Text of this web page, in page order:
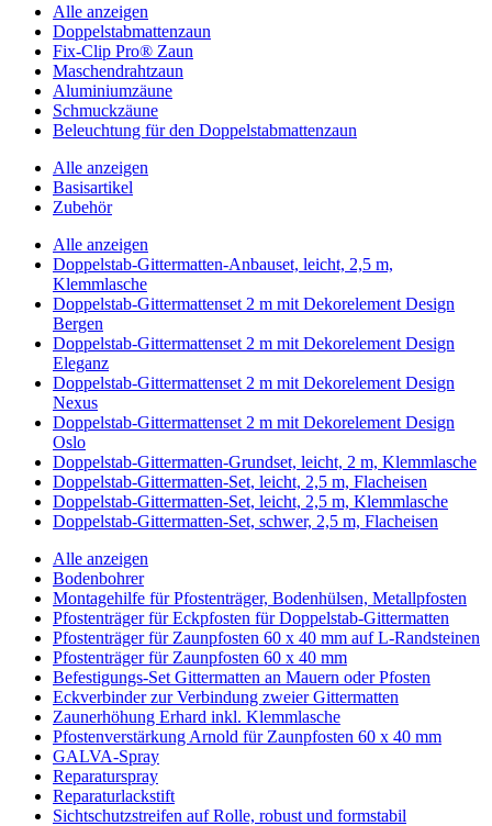
Alle anzeigen
Doppelstabmattenzaun
Fix-Clip Pro® Zaun
Maschendrahtzaun
Aluminiumzäune
Schmuckzäune
Beleuchtung für den Doppelstabmattenzaun
Alle anzeigen
Basisartikel
Zubehör
Alle anzeigen
Doppelstab-Gittermatten-Anbauset, leicht, 2,5 m,
Klemmlasche
Doppelstab-Gittermattenset 2 m mit Dekorelement Design
Bergen
Doppelstab-Gittermattenset 2 m mit Dekorelement Design
Eleganz
Doppelstab-Gittermattenset 2 m mit Dekorelement Design
Nexus
Doppelstab-Gittermattenset 2 m mit Dekorelement Design
Oslo
Doppelstab-Gittermatten-Grundset, leicht, 2 m, Klemmlasche
Doppelstab-Gittermatten-Set, leicht, 2,5 m, Flacheisen
Doppelstab-Gittermatten-Set, leicht, 2,5 m, Klemmlasche
Doppelstab-Gittermatten-Set, schwer, 2,5 m, Flacheisen
Alle anzeigen
Bodenbohrer
Montagehilfe für Pfostenträger, Bodenhülsen, Metallpfosten
Pfostenträger für Eckpfosten für Doppelstab-Gittermatten
Pfostenträger für Zaunpfosten 60 x 40 mm auf L-Randsteinen
Pfostenträger für Zaunpfosten 60 x 40 mm
Befestigungs-Set Gittermatten an Mauern oder Pfosten
Eckverbinder zur Verbindung zweier Gittermatten
Zaunerhöhung Erhard inkl. Klemmlasche
Pfostenverstärkung Arnold für Zaunpfosten 60 x 40 mm
GALVA-Spray
Reparaturspray
Reparaturlackstift
Sichtschutzstreifen auf Rolle, robust und formstabil